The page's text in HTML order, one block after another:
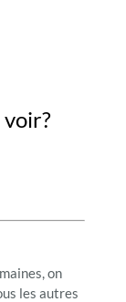
on
les autres